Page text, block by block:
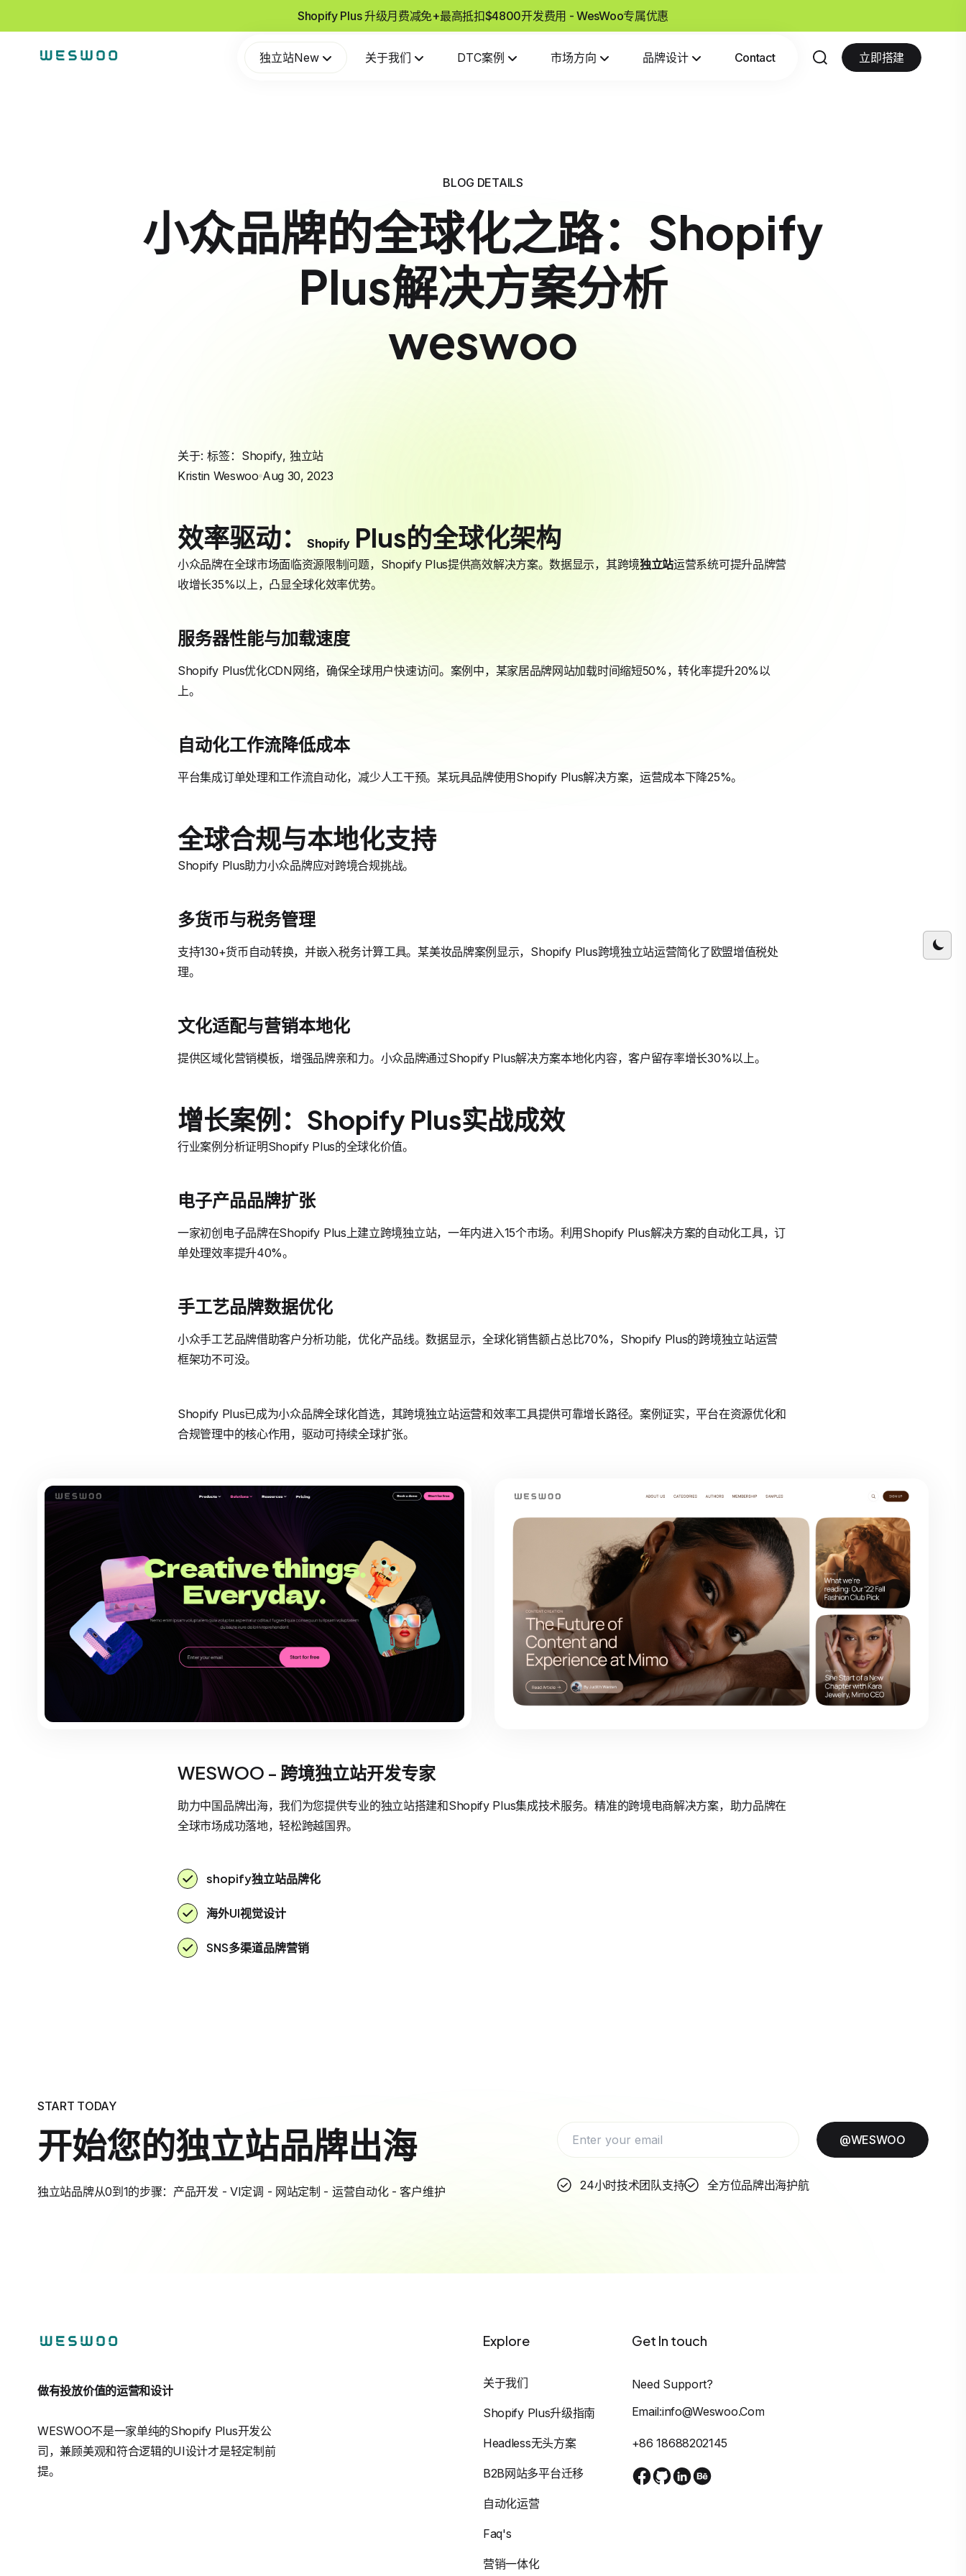
Shopify Plus 升级月费减免+最高抵扣$4800开发费用 - WesWoo专属优惠
独立站New 关于我们 DTC案例 市场方向 品牌设计 Contact 立即搭建
BLOG DETAILS
小众品牌的全球化之路：Shopify
Plus解决方案分析
weswoo
关于: 标签： Shopify, 独立站
Kristin Weswoo Aug 30, 2023
效率驱动： ShopifyPlus的全球化架构
小众品牌在全球市场面临资源限制问题，Shopify Plus提供高效解决方案。数据显示，其跨境独立站运营系统可提升品牌营
收增长35%以上，凸显全球化效率优势。
服务器性能与加载速度
Shopify Plus优化CDN网络，确保全球用户快速访问。案例中，某家居品牌网站加载时间缩短50%，转化率提升20%以
上。
自动化工作流降低成本
平台集成订单处理和工作流自动化，减少人工干预。某玩具品牌使用Shopify Plus解决方案，运营成本下降25%。
全球合规与本地化支持
Shopify Plus助力小众品牌应对跨境合规挑战。
多货币与税务管理
支持130+货币自动转换，并嵌入税务计算工具。某美妆品牌案例显示，Shopify Plus跨境独立站运营简化了欧盟增值税处
理。
文化适配与营销本地化
提供区域化营销模板，增强品牌亲和力。小众品牌通过Shopify Plus解决方案本地化内容，客户留存率增长30%以上。
增长案例：Shopify Plus实战成效
行业案例分析证明Shopify Plus的全球化价值。
电子产品品牌扩张
一家初创电子品牌在Shopify Plus上建立跨境独立站，一年内进入15个市场。利用Shopify Plus解决方案的自动化工具，订
单处理效率提升40%。
手工艺品牌数据优化
小众手工艺品牌借助客户分析功能，优化产品线。数据显示，全球化销售额占总比70%，Shopify Plus的跨境独立站运营
框架功不可没。
Shopify Plus已成为小众品牌全球化首选，其跨境独立站运营和效率工具提供可靠增长路径。案例证实，平台在资源优化和
合规管理中的核心作用，驱动可持续全球扩张。
WESWOO - 跨境独立站开发专家
助力中国品牌出海，我们为您提供专业的独立站搭建和Shopify Plus集成技术服务。精准的跨境电商解决方案，助力品牌在
全球市场成功落地，轻松跨越国界。
shopify独立站品牌化
海外UI视觉设计
SNS多渠道品牌营销
START TODAY
开始您的独立站品牌出海
独立站品牌从0到1的步骤：产品开发 - VI定调 - 网站定制 - 运营自动化 - 客户维护
@WESWOO
24小时技术团队支持 全方位品牌出海护航
做有投放价值的运营和设计
WESWOO不是一家单纯的Shopify Plus开发公
司，兼顾美观和符合逻辑的UI设计才是轻定制前
提。
Explore
关于我们
Shopify Plus升级指南
Headless无头方案
B2B网站多平台迁移
自动化运营
Faq's
营销一体化
Get In touch
Need Support?
Email:info@weswoo.com
+86 18688202145